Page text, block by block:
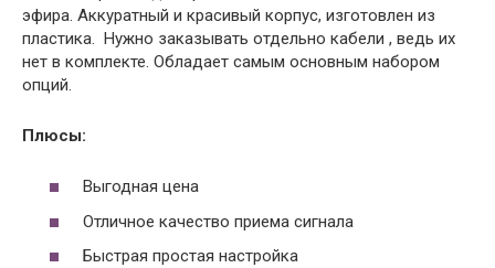
эфира. Аккуратный и красивый корпус, изготовлен из
пластика. Нужно заказывать отдельно кабели , ведь их
нет в комплекте. Обладает самым основным набором
опций.
Плюсы:
Выгодная цена
Отличное качество приема сигнала
Быстрая простая настройка